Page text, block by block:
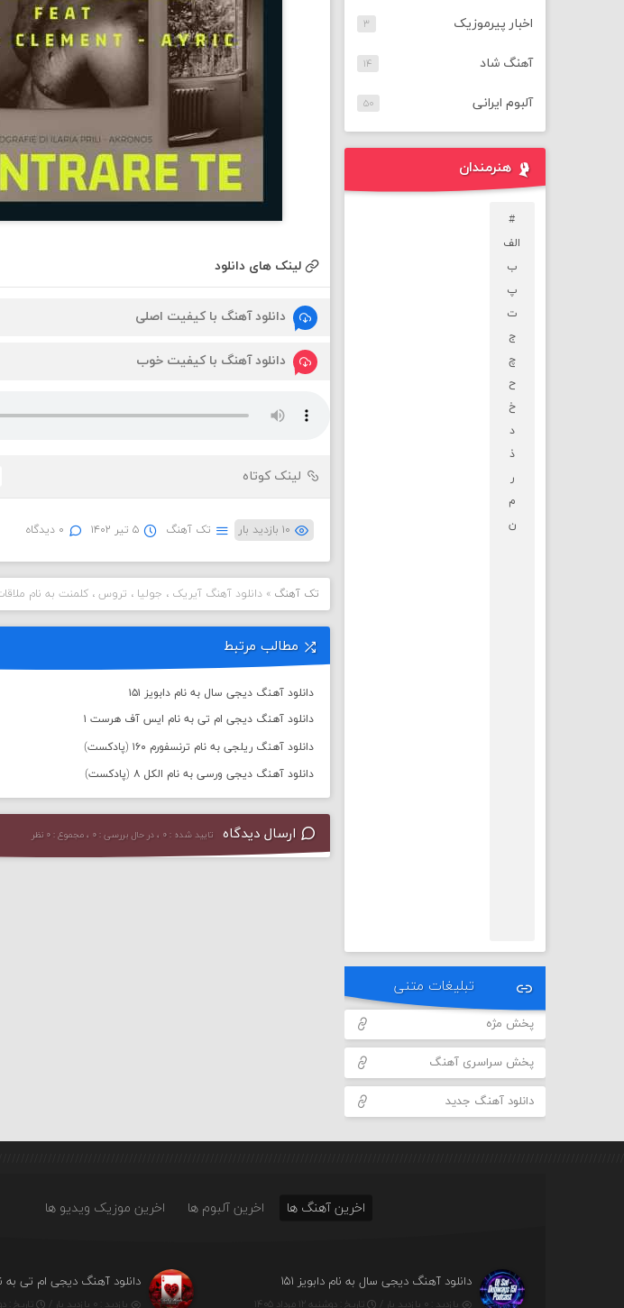
لینک های دانلود
دانلود آهنگ با کیفیت اصلی
دانلود آهنگ با کیفیت خوب
لینک کوتاه
۱۰ بازدید بار تک آهنگ ۵ تیر ۱۴۰۲ ۰ دیدگاه
تک آهنگ »دانلود آهنگ آیریک ، جولیا ، تروس ، کلمنت به نام
مطالب مرتبط
دانلود آهنگ دیجی سال به نام دابویز ۱۵۱
دانلود آهنگ دیجی ام تی به نام ایس آف هرست ۱
دانلود آهنگ ریلجی به نام ترنسفورم ۱۶۰ (پادکست)
دانلود آهنگ دیجی ورسی به نام الکل ۸ (پادکست)
ارسال دیدگاه تایید شده : ۰ ، در حال بررسی : ۰ ، مجموع : ۰ نظر
اخبار پیرموزیک ۳
آهنگ شاد ۱۴
آلبوم ایرانی ۵۰
هنرمندان
#
الف
ب
پ
ت
ج
چ
ح
خ
د
ذ
ر
م
ن
تبلیغات متنی
پخش مژه
پخش سراسری آهنگ
دانلود آهنگ جدید
اخرین آهنگ ها اخرین آلبوم ها اخرین موزیک ویدیو ها
دانلود آهنگ دیجی سال به نام دابویز ۱۵۱
بازدید : ۰ بازدید بار / تاریخ : دوشنبه ۱۲ مرداد ۱۴۰۵
دانلود آهنگ دیجی ام تی
بازدید : ۰ بازدید بار / تاریخ : دوشنبه